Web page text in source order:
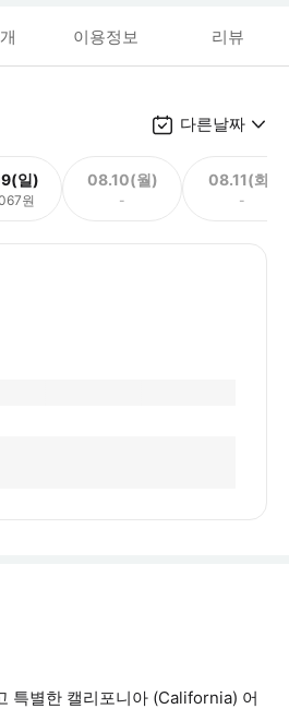
이용정보 리뷰
다른날짜
일)
원
08.10(월)
-
08.11(화)
-
특별한 캘리포니아 (California) 어